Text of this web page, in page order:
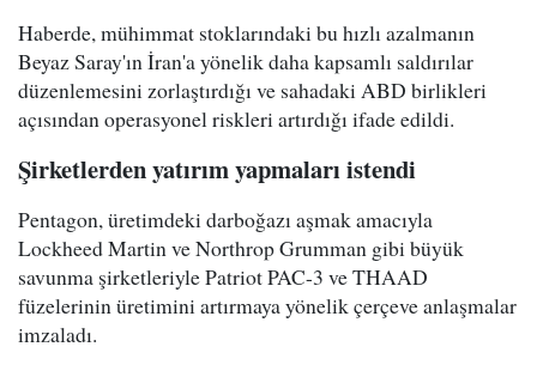
Haberde, mühimmat stoklarındaki bu hızlı azalmanın
Beyaz Saray'ın İran'a yönelik daha kapsamlı saldırılar
düzenlemesini zorlaştırdığı ve sahadaki ABD birlikleri
açısından operasyonel riskleri artırdığı ifade edildi.
Şirketlerden yatırım yapmaları istendi
Pentagon, üretimdeki darboğazı aşmak amacıyla
Lockheed Martin ve Northrop Grumman gibi büyük
savunma şirketleriyle Patriot PAC-3 ve THAAD
füzelerinin üretimini artırmaya yönelik çerçeve anlaşmalar
imzaladı.